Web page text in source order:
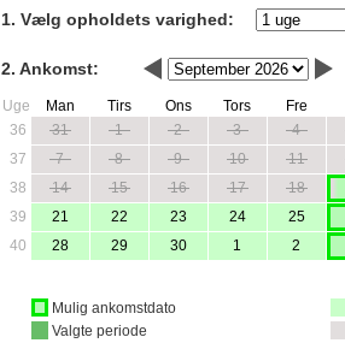
1. Vælg opholdets varighed:
2. Ankomst:
Uge Man Tirs Ons Tors Fre
36
31 1 2 3 4
37
7 8 9 10 11
38
14 15 16 17 18
39
21 22 23 24 25
40
28 29 30 1 2
Mulig ankomstdato
Valgte periode